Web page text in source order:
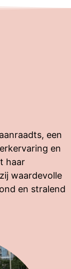
, een
en
haar
waardevolle
en stralend